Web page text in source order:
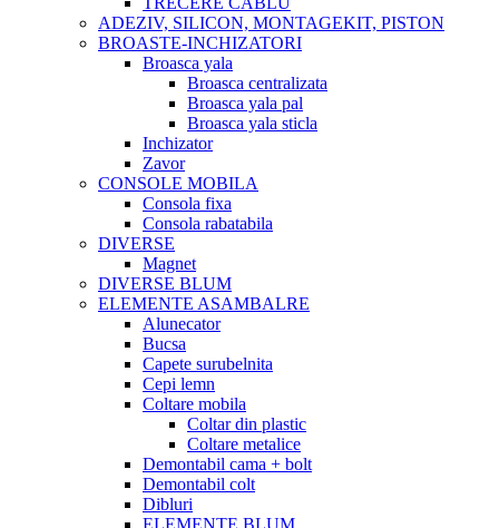
ADEZIV, SILICON, MONTAGEKIT, PISTON
BROASTE-INCHIZATORI
Broasca yala
Broasca centralizata
Broasca yala pal
Broasca yala sticla
Inchizator
Zavor
CONSOLE MOBILA
Consola fixa
Consola rabatabila
DIVERSE
Magnet
DIVERSE BLUM
ELEMENTE ASAMBALRE
Alunecator
Bucsa
Capete surubelnita
Cepi lemn
Coltare mobila
Coltar din plastic
Coltare metalice
Demontabil cama + bolt
Demontabil colt
Dibluri
ELEMENTE BLUM